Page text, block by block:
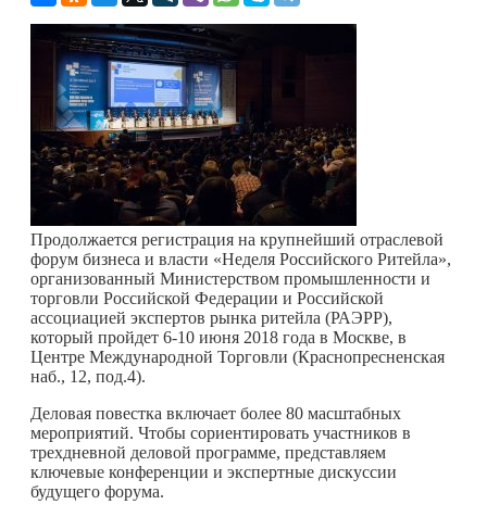
Продолжается регистрация на крупнейший отраслевой
форум бизнеса и власти «Неделя Российского Ритейла»,
организованный Министерством промышленности и
торговли Российской Федерации и Российской
ассоциацией экспертов рынка ритейла (РАЭРР),
который пройдет 6-10 июня 2018 года в Москве, в
Центре Международной Торговли (Краснопресненская
наб., 12, под.4).
Деловая повестка включает более 80 масштабных
мероприятий. Чтобы сориентировать участников в
трехдневной деловой программе, представляем
ключевые конференции и экспертные дискуссии
будущего форума.